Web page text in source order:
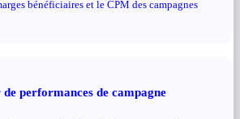
bénéficiaires et le CPM des campagnes
performances de campagne